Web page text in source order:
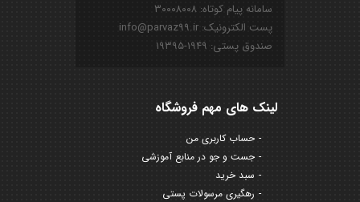
سامانه پیام کوتاه: ۳۰۰۰۸۰۰۸
پست الکترونیک: info@parvaz99.ir
صندوق پستی: ۱۹۴۹-۱۹۳۹۵
لینک های مهم فروشگاه
حساب کاربری من
جست و جو در منابع آموزشی
سبد خرید
رهگیری مرسولات پستی